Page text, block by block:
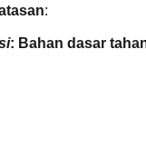
:
: Bahan dasar